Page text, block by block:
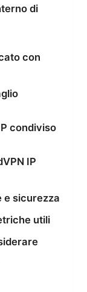
di
con
condiviso
IP
e sicurezza
utili